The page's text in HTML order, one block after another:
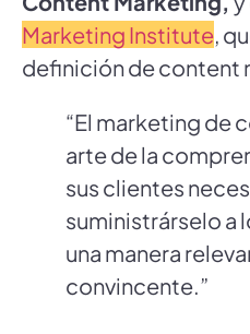
Marketing Institute,
definición de content
“El marketing de
arte de la
sus clientes
suministrárselo a
una manera
convincente.”